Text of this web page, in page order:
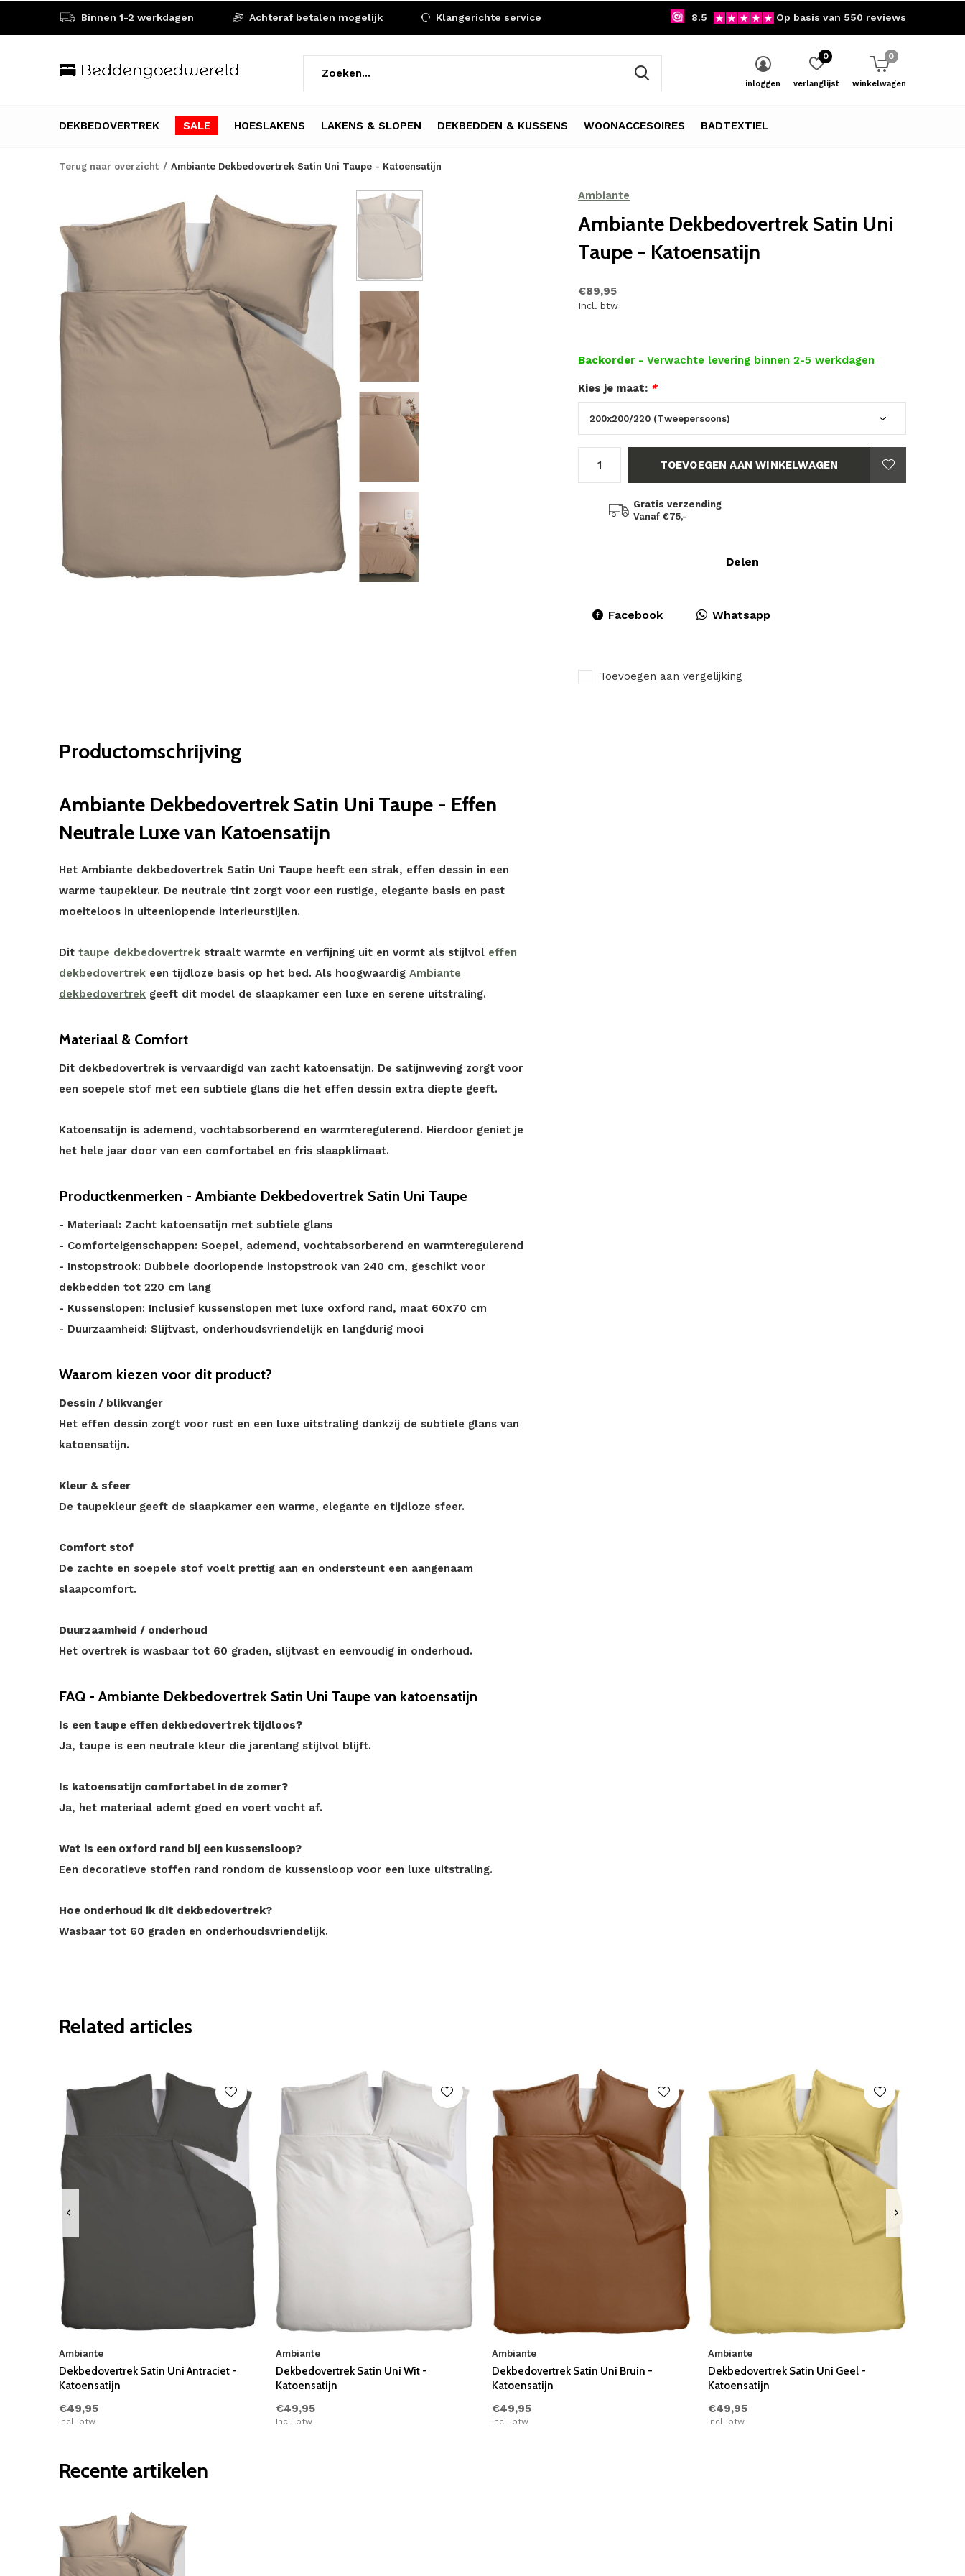
DEKBEDOVERTREK SALE HOESLAKENS LAKENS & SLOPEN DEKBEDDEN & KUSSENS WOONACCESOIRES BADTEXTIEL
inloggen verlanglijst
0
winkelwagen
0
Binnen 1-2 werkdagen Achteraf betalen mogelijk Klangerichte service 8.5 Op basis van 550 reviews
Terug naar overzicht Ambiante Dekbedovertrek Satin Uni Taupe - Katoensatijn
Ambiante
Ambiante Dekbedovertrek Satin Uni
Taupe - Katoensatijn
€89,95
Incl. btw
Backorder - Verwachte levering binnen 2-5 werkdagen
Kies je maat: *
TOEVOEGEN AAN WINKELWAGEN
Gratis verzending
Vanaf €75,-
Delen
Facebook Whatsapp
Toevoegen aan vergelijking
Productomschrijving
Ambiante Dekbedovertrek Satin Uni Taupe - Effen
Neutrale Luxe van Katoensatijn
Het Ambiante dekbedovertrek Satin Uni Taupe heeft een strak, effen dessin in een
warme taupekleur. De neutrale tint zorgt voor een rustige, elegante basis en past
moeiteloos in uiteenlopende interieurstijlen.
Dit taupe dekbedovertrek straalt warmte en verfijning uit en vormt als stijlvol effen
dekbedovertrek een tijdloze basis op het bed. Als hoogwaardig Ambiante
dekbedovertrek geeft dit model de slaapkamer een luxe en serene uitstraling.
Materiaal & Comfort
Dit dekbedovertrek is vervaardigd van zacht katoensatijn. De satijnweving zorgt voor
een soepele stof met een subtiele glans die het effen dessin extra diepte geeft.
Katoensatijn is ademend, vochtabsorberend en warmteregulerend. Hierdoor geniet je
het hele jaar door van een comfortabel en fris slaapklimaat.
Productkenmerken - Ambiante Dekbedovertrek Satin Uni Taupe
- Materiaal: Zacht katoensatijn met subtiele glans
- Comforteigenschappen: Soepel, ademend, vochtabsorberend en warmteregulerend
- Instopstrook: Dubbele doorlopende instopstrook van 240 cm, geschikt voor
dekbedden tot 220 cm lang
- Kussenslopen: Inclusief kussenslopen met luxe oxford rand, maat 60x70 cm
- Duurzaamheid: Slijtvast, onderhoudsvriendelijk en langdurig mooi
Waarom kiezen voor dit product?
Dessin / blikvanger
Het effen dessin zorgt voor rust en een luxe uitstraling dankzij de subtiele glans van
katoensatijn.
Kleur & sfeer
De taupekleur geeft de slaapkamer een warme, elegante en tijdloze sfeer.
Comfort stof
De zachte en soepele stof voelt prettig aan en ondersteunt een aangenaam
slaapcomfort.
Duurzaamheid / onderhoud
Het overtrek is wasbaar tot 60 graden, slijtvast en eenvoudig in onderhoud.
FAQ - Ambiante Dekbedovertrek Satin Uni Taupe van katoensatijn
Is een taupe effen dekbedovertrek tijdloos?
Ja, taupe is een neutrale kleur die jarenlang stijlvol blijft.
Is katoensatijn comfortabel in de zomer?
Ja, het materiaal ademt goed en voert vocht af.
Wat is een oxford rand bij een kussensloop?
Een decoratieve stoffen rand rondom de kussensloop voor een luxe uitstraling.
Hoe onderhoud ik dit dekbedovertrek?
Wasbaar tot 60 graden en onderhoudsvriendelijk.
Related articles
Ambiante
Dekbedovertrek Satin Uni Antraciet -
Katoensatijn
€49,95
Incl. btw
Ambiante
Dekbedovertrek Satin Uni Wit -
Katoensatijn
€49,95
Incl. btw
Ambiante
Dekbedovertrek Satin Uni Bruin -
Katoensatijn
€49,95
Incl. btw
Ambiante
Dekbedovertrek Satin Uni Geel -
Katoensatijn
€49,95
Incl. btw
Recente artikelen